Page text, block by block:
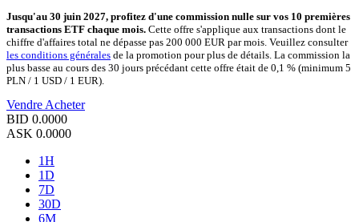
Jusqu'au 30 juin 2027, profitez d'une commission nulle sur vos 10 premières
transactions ETF chaque mois. Cette offre s'applique aux transactions dont le
chiffre d'affaires total ne dépasse pas 200 000 EUR par mois. Veuillez consulter
les conditions générales de la promotion pour plus de détails. La commission la
plus basse au cours des 30 jours précédant cette offre était de 0,1 % (minimum 5
PLN / 1 USD / 1 EUR).
Vendre Acheter
BID 0.0000
ASK 0.0000
1H
1D
7D
30D
6M